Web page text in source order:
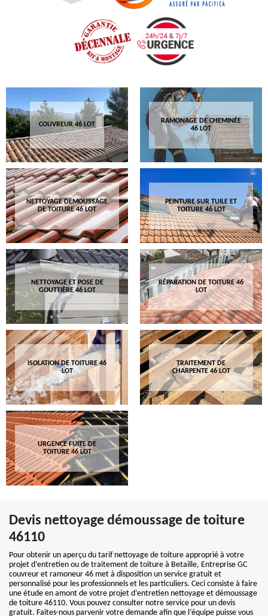
COUVREUR 46 LOT
RAMONAGE DE CHEMINÉE
46 LOT
NETTOYAGE DEMOUSSAGE
DE TOITURE 46 LOT
PEINTURE SUR TUILE ET
TOITURE 46 LOT
NETTOYAGE ET POSE DE
GOUTTIÈRE 46 LOT
RÉPARATION DE TOITURE 46
LOT
ISOLATION DE TOITURE 46
LOT
TRAITEMENT DE
CHARPENTE 46 LOT
URGENCE FUITE DE
TOITURE 46 LOT
Devis nettoyage démoussage de toiture
46110
Pour obtenir un aperçu du tarif nettoyage de toiture approprié à votre
projet d’entretien ou de traitement de toiture à Betaille, Entreprise GC
couvreur et ramoneur 46 met à disposition un service gratuit et
personnalisé pour les professionnels et les particuliers. Ceci consiste à faire
une étude en amont de votre projet d’entretien nettoyage et démoussage
de toiture 46110. Vous pouvez consulter notre service pour un devis
gratuit. Faites-nous parvenir votre demande afin que l’équipe puisse vous